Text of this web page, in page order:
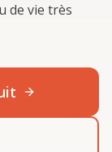
de vie très